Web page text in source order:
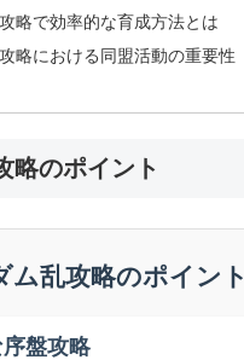
略で効率的な育成方法とは
略における同盟活動の重要性
略のポイント
ム乱攻略のポイント
盤攻略